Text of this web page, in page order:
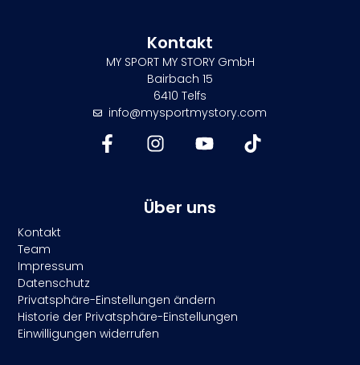
Kontakt
MY SPORT MY STORY GmbH
Bairbach 15
6410 Telfs
info@mysportmystory.com
Über uns
Kontakt
Team
Impressum
Datenschutz
Privatsphäre-Einstellungen ändern
Historie der Privatsphäre-Einstellungen
Einwilligungen widerrufen